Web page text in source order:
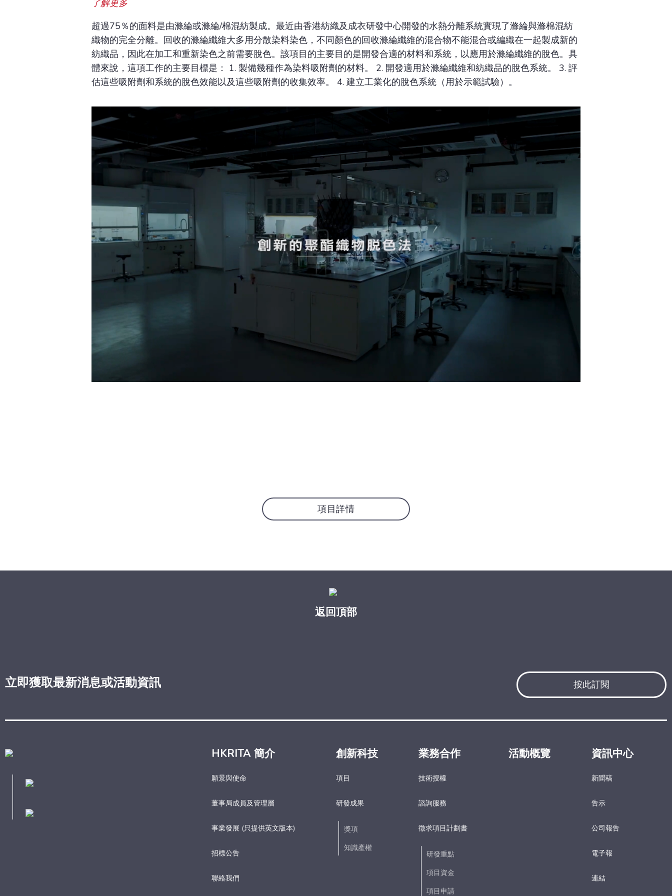
了解更多
超過75％的面料是由滌綸或滌綸/棉混紡製成。最近由香港紡織及成衣研發中心開發的水熱分離系統實現了滌綸與滌棉混紡
織物的完全分離。回收的滌綸纖維大多用分散染料染色，不同顏色的回收滌綸纖維的混合物不能混合或編織在一起製成新的
紡織品，因此在加工和重新染色之前需要脫色。該項目的主要目的是開發合適的材料和系統，以應用於滌綸纖維的脫色。具
體來說，這項工作的主要目標是： 1. 製備幾種作為染料吸附劑的材料。 2. 開發適用於滌綸纖維和紡織品的脫色系統。 3. 評
估這些吸附劑和系統的脫色效能以及這些吸附劑的收集效率。 4. 建立工業化的脫色系統（用於示範試驗）。
項目詳情
返回頂部
立即獲取最新消息或活動資訊 按此訂閱
HKRITA 簡介
願景與使命
董事局成員及管理層
事業發展 (只提供英文版本)
招標公告
聯絡我們
創新科技
項目
研發成果
獎項
知識產權
業務合作
技術授權
諮詢服務
徵求項目計劃書
研發重點​
項目資金​
項目申請​
活動概覽 資訊中心
新聞稿
告示
公司報告
電子報​
連結